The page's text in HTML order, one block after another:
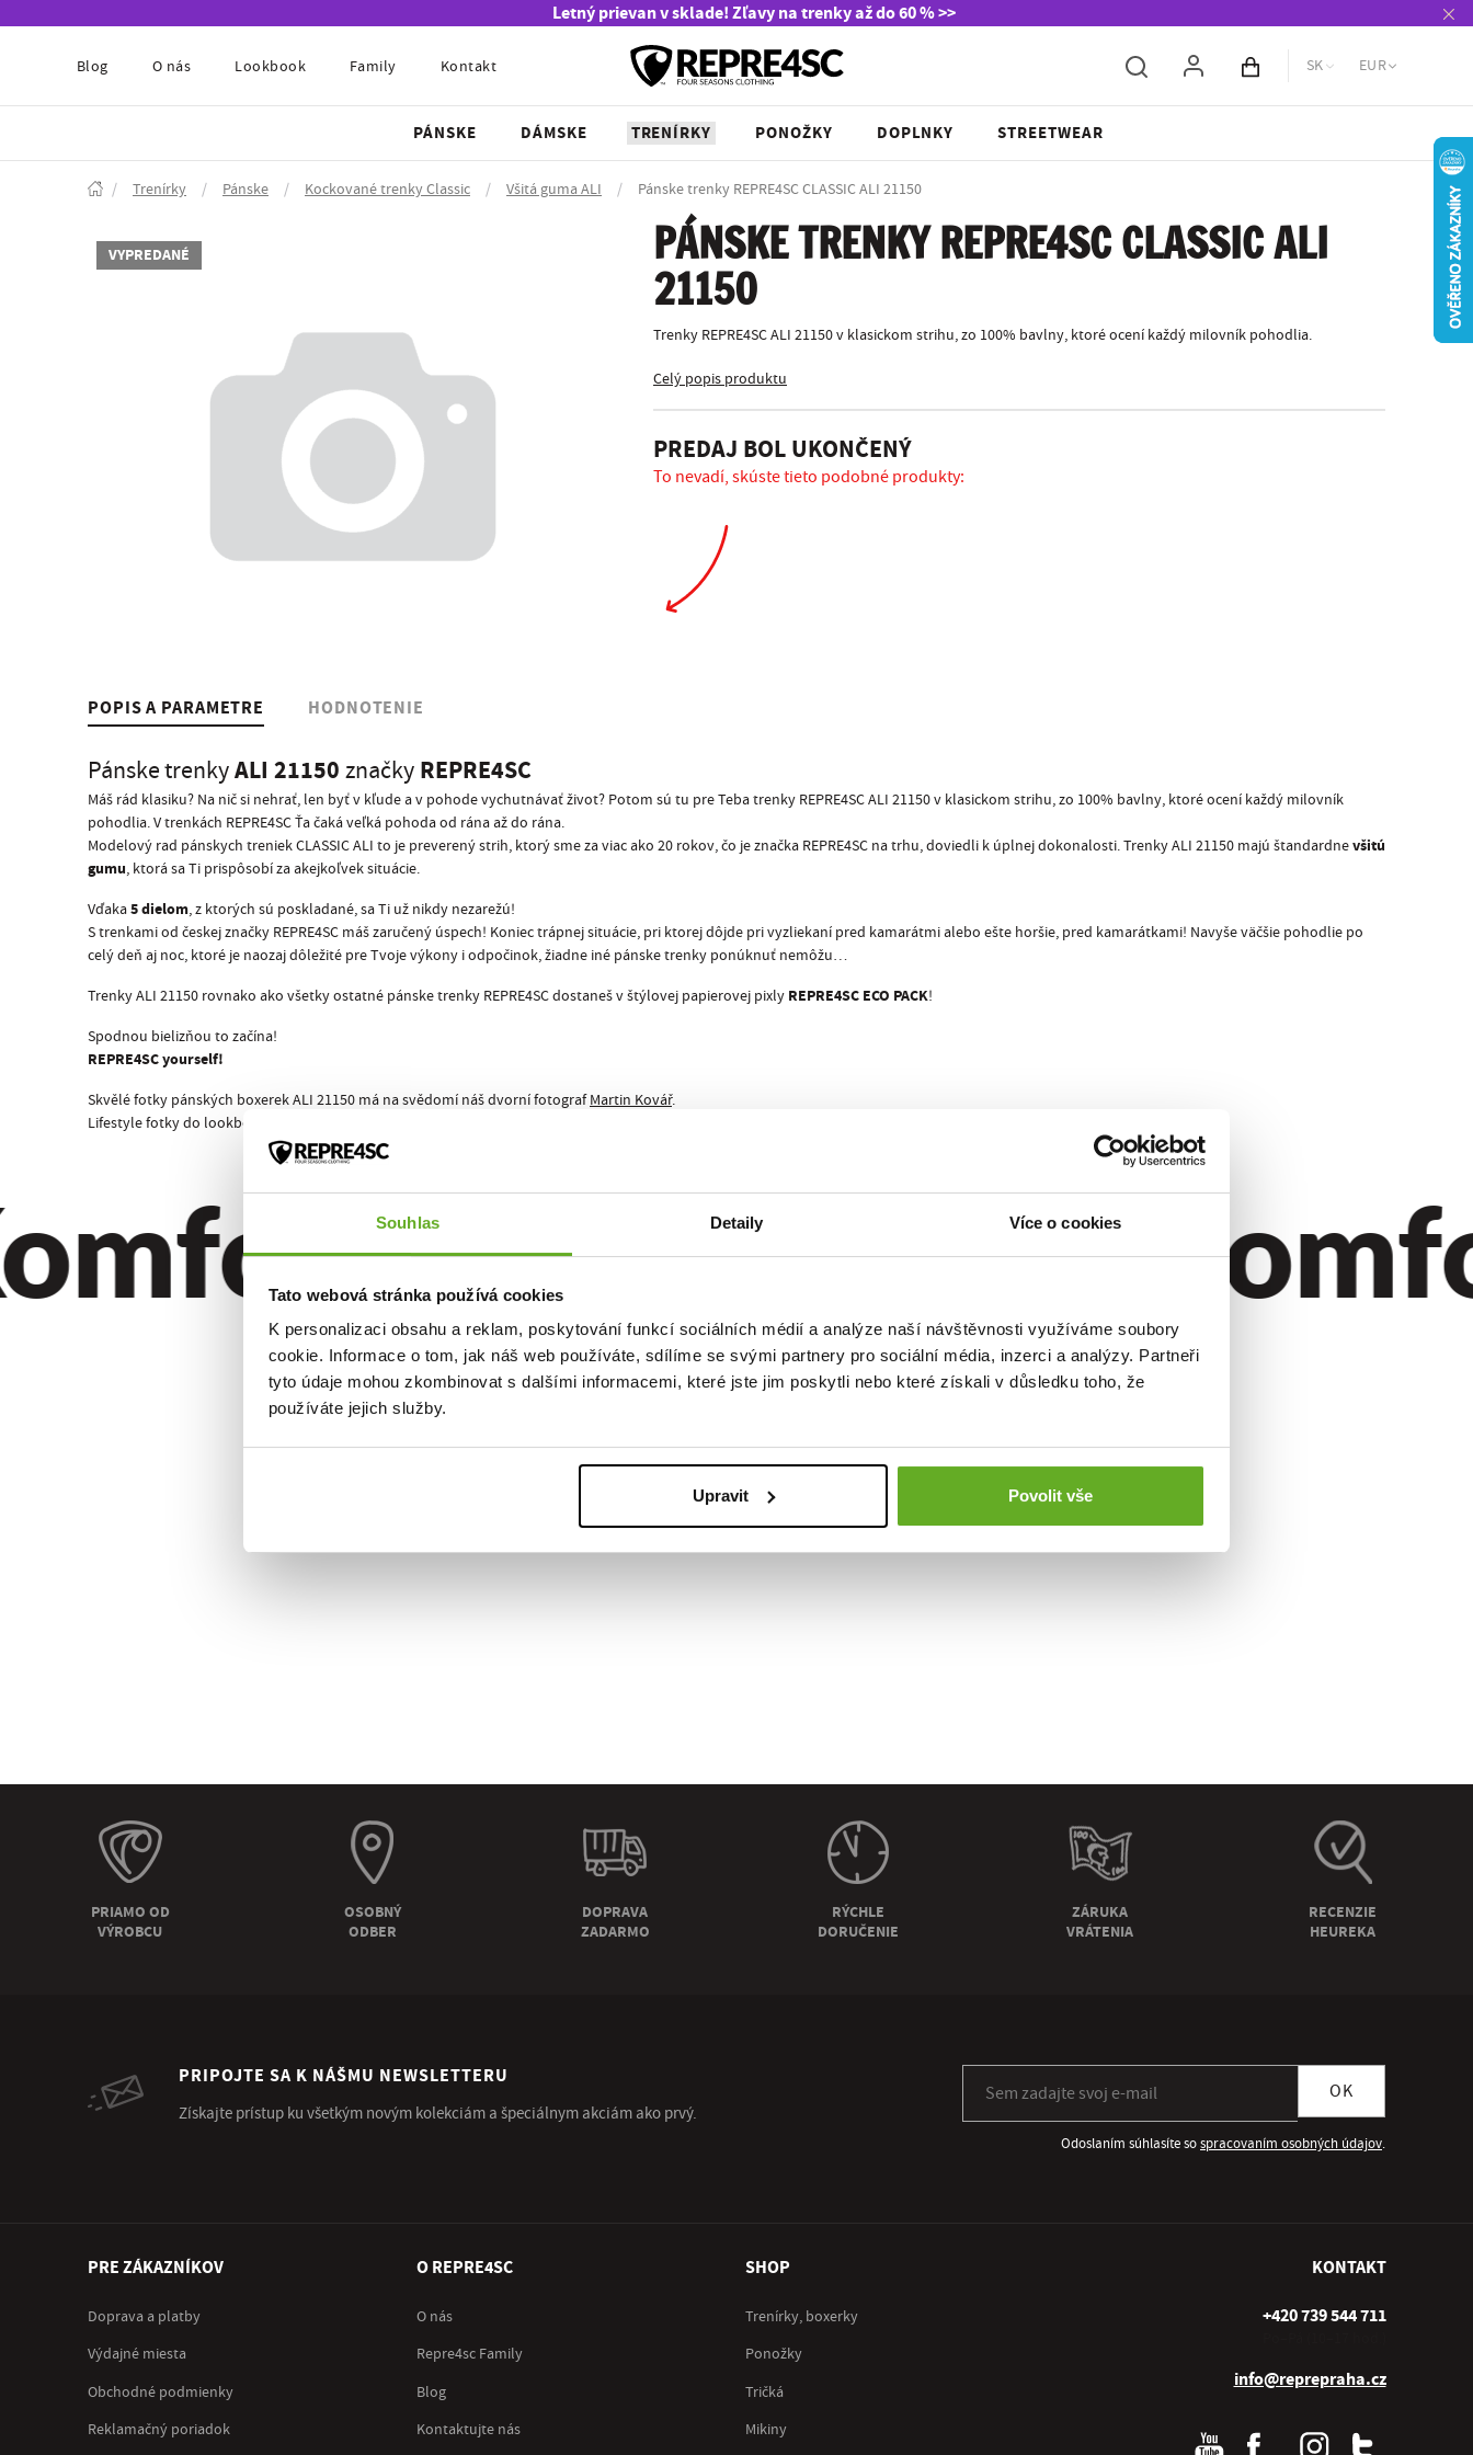
Souhlas Detaily Více o cookies
Tato webová stránka používá cookies
K personalizaci obsahu a reklam, poskytování funkcí sociálních médií a analýze naší návštěvnosti využíváme soubory
cookie. Informace o tom, jak náš web používáte, sdílíme se svými partnery pro sociální média, inzerci a analýzy. Partneři
tyto údaje mohou zkombinovat s dalšími informacemi, které jste jim poskytli nebo které získali v důsledku toho, že
používáte jejich služby.
Upravit Povolit vše
Letný prievan v sklade! Zľavy na trenky až do 60 % >>
Blog O nás Lookbook Family Kontakt Obsah košíka
SK EUR
PÁNSKE DÁMSKE TRENÍRKY PONOŽKY DOPLNKY STREETWEAR
/ Trenírky / Pánske / Kockované trenky Classic / Všitá guma ALI / Pánske trenky REPRE4SC CLASSIC ALI 21150
VYPREDANÉ
PÁNSKE TRENKY REPRE4SC CLASSIC ALI
21150
Trenky REPRE4SC ALI 21150 v klasickom strihu, zo 100% bavlny, ktoré ocení každý milovník pohodlia.
Celý popis produktu
PREDAJ BOL UKONČENÝ
To nevadí, skúste tieto podobné produkty:
POPIS A PARAMETRE HODNOTENIE
Pánske trenkyALI 21150 značky REPRE4SC
Máš rád klasiku? Na nič si nehrať, len byť v kľude a v pohode vychutnávať život? Potom sú tu pre Teba trenky REPRE4SC ALI 21150 v klasickom strihu, zo 100% bavlny, ktoré ocení každý milovník
pohodlia. V trenkách REPRE4SC Ťa čaká veľká pohoda od rána až do rána.
Modelový rad pánskych treniek CLASSIC ALI to je preverený strih, ktorý sme za viac ako 20 rokov, čo je značka REPRE4SC na trhu, doviedli k úplnej dokonalosti. Trenky ALI 21150 majú štandardnevšitú
gumu, ktorá sa Ti prispôsobí za akejkoľvek situácie.
Vďaka5 dielom, z ktorých sú poskladané, sa Ti už nikdy nezarežú!
S trenkami od českej značky REPRE4SC máš zaručený úspech! Koniec trápnej situácie, pri ktorej dôjde pri vyzliekaní pred kamarátmi alebo ešte horšie, pred kamarátkami! Navyše väčšie pohodlie po
celý deň aj noc, ktoré je naozaj dôležité pre Tvoje výkony i odpočinok, žiadne iné pánske trenky ponúknuť nemôžu…
Trenky ALI 21150 rovnako ako všetky ostatné pánske trenky REPRE4SC dostaneš v štýlovej papierovej pixly REPRE4SC ECO PACK!
Spodnou bielizňou to začína!
REPRE4SC yourself!
Skvělé fotky pánských boxerek ALI 21150 má na svědomí náš dvorní fotografMartin Kovář.
Lifestyle fotky do lookbooku a doplňkové fotky trenek MIKE ALI 21150 pro nás nafotili naši streetfoto parťáci
Kvalita. Štýl.
PRIAMO OD
VÝROBCU
OSOBNÝ
ODBER
DOPRAVA
ZADARMO
RÝCHLE
DORUČENIE
ZÁRUKA
VRÁTENIA
RECENZIE
HEUREKA
PRIPOJTE SA K NÁŠMU NEWSLETTERU
Získajte prístup ku všetkým novým kolekciám a špeciálnym akciám ako prvý.
OK
Odoslaním súhlasíte sospracovaním osobných údajov.
PRE ZÁKAZNÍKOV
Doprava a platby
Výdajné miesta
Obchodné podmienky
Reklamačný poriadok
O REPRE4SC
O nás
Repre4sc Family
Blog
Kontaktujte nás
SHOP
Trenírky, boxerky
Ponožky
Tričká
Mikiny
KONTAKT
+420 739 544 711
info@reprepraha.cz